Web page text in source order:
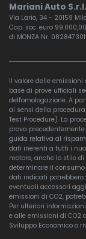
Mariani Auto S.r.l.
Via Lario, 34 - 20159
Cap. soc. euro
di MONZA Nr.
Il valore delle
base di prove ufficiali
dell'omologazione. A
ai sensi della
Test Procedure). La
prova
guida relativa al
dati inerenti a tutti i
motore, anche lo stile
determinare il
dati indicati potrebbero
eventuali accessori
emissioni di CO2,
Per ulteriori
e alle emissioni di CO2
Sviluppo Economico o